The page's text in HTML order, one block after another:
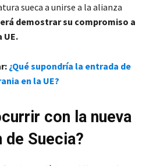
sueca a unirse a la alianza
demostrar su compromiso a
UE.
¿Qué supondría la entrada de
en la UE?
con la nueva
Suecia?